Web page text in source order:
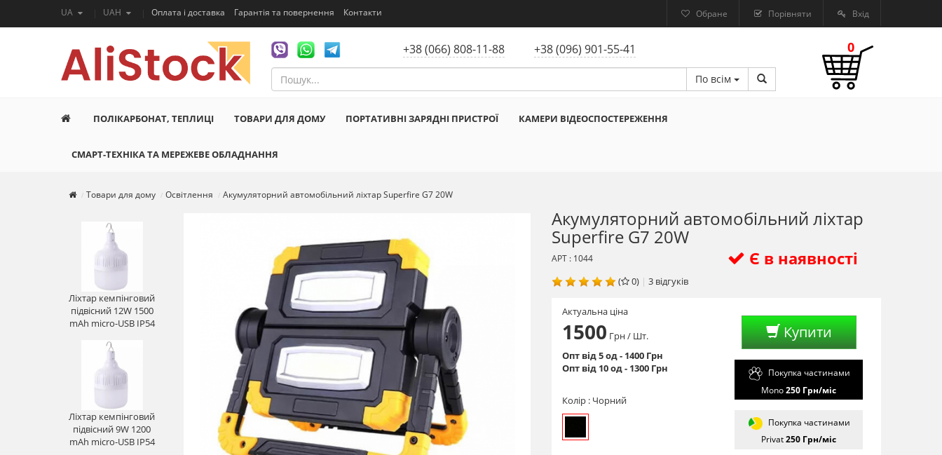
UA UAH Оплата і доставка Гарантія та повернення Контакти Обране Порівняти Вхід
+38 (066) 808-11-88 +38 (096) 901-55-41
По всім
0
ПОЛІКАРБОНАТ, ТЕПЛИЦІ ТОВАРИ ДЛЯ ДОМУ ПОРТАТИВНІ ЗАРЯДНІ ПРИСТРОЇ КАМЕРИ ВІДЕОСПОСТЕРЕЖЕННЯ
СМАРТ-ТЕХНІКА ТА МЕРЕЖЕВЕ ОБЛАДНАННЯ
Товари для дому Освітлення Акумуляторний автомобільний ліхтар Superfire G7 20W
Ліхтар кемпінговий
підвісний 12W 1500
mАh micro-USB IP54
Ліхтар кемпінговий
підвісний 9W 1200
mАh micro-USB IP54
Акумуляторний автомобільний ліхтар
Superfire G7 20W
Є в наявності
АРТ : 1044
( 0) | 3 відгуків
Актуальна ціна
1500 Грн/ Шт.
Опт від 5 од - 1400 Грн
Опт від 10 од - 1300 Грн
Колір : Чорний
Купити
Покупка частинами
Mono250 Грн/мiс
Покупка частинами
Privat250 Грн/мiс